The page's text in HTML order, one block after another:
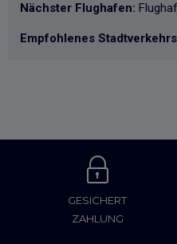
Nächster Flughafen:
Empfohlenes
GESICHERT
ZAHLUNG